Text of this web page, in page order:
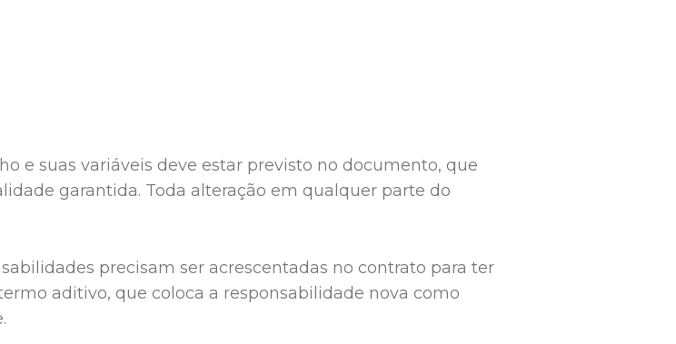
e suas variáveis deve estar previsto no documento, que
garantida. Toda alteração em qualquer parte do
precisam ser acrescentadas no contrato para ter
aditivo, que coloca a responsabilidade nova como